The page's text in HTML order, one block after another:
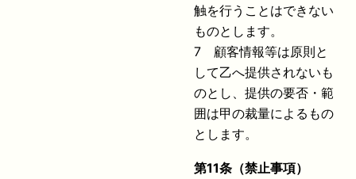
触を行うことはできない
ものとします。
7 顧客情報等は原則と
して乙へ提供されないも
のとし、提供の要否・範
囲は甲の裁量によるもの
とします。
第11条（禁止事項）